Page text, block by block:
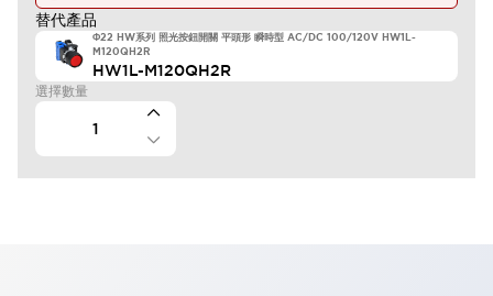
替代產品
Φ22 HW系列 照光按鈕開關 平頭形 瞬時型 AC/DC 100/120V HW1L-
M120QH2R
HW1L-M120QH2R
選擇數量